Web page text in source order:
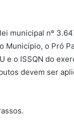
municipal nº
Município, o Pró
e o ISSQN do
devem ser